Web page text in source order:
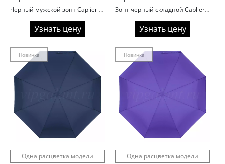
Черный мужской зонт Caplier 3870 с красными спицами
Узнать цену
Зонт черный складной Caplier 6209-10 Полный автомат
Узнать цену
Новинка
Одна расцветка модели
Новинка
Одна расцветка модели